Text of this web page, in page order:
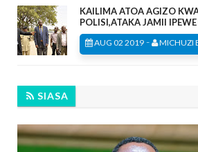
KAILIMA ATOA AGIZO
POLISI,ATAKA JAMII
AUG 02 2019 - MICHUZI
SIASA